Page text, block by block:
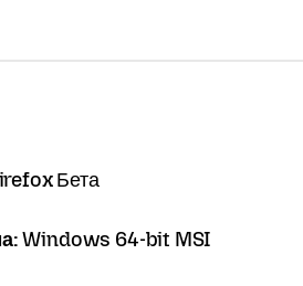
Бета
Windows 64-bit MSI